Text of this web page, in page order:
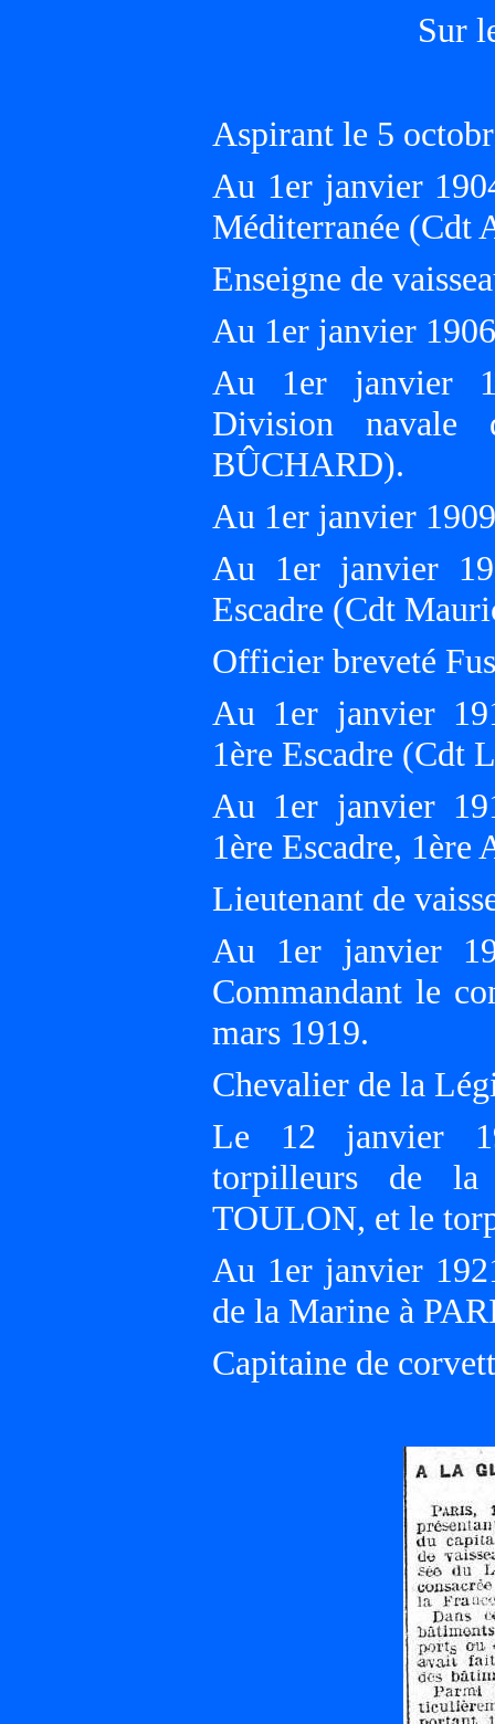
Sur
Aspirant le 5
Au 1er janvier
Méditerranée (Cdt
Enseigne de
Au 1er janvier
Au 1er janvier
Division navale
BÛCHARD).
Au 1er janvier
Au 1er janvier
Escadre (Cdt
Officier breveté
Au 1er janvier
1ère Escadre (Cdt
Au 1er janvier
1ère Escadre,
Lieutenant de
Au 1er janvier
Commandant le
mars 1919.
Chevalier de la
Le 12 janvier
torpilleurs de la
TOULON, et le
Au 1er janvier
de la Marine à
Capitaine de